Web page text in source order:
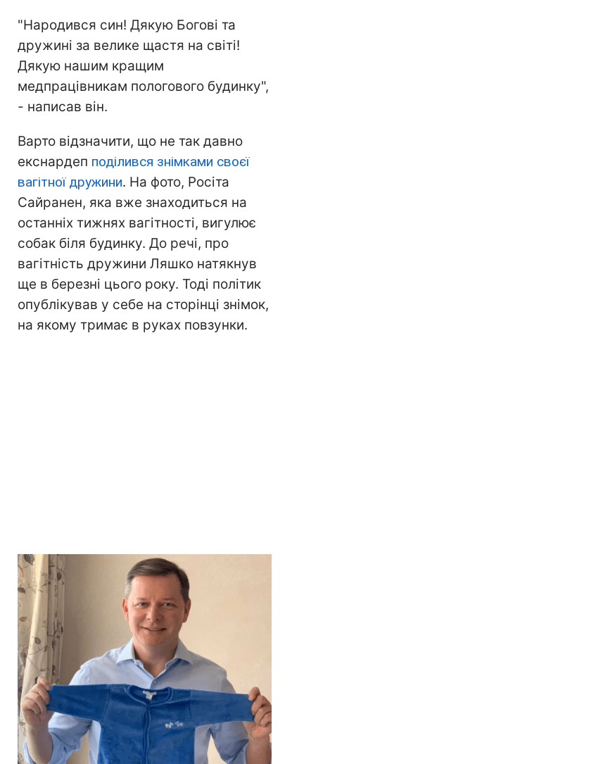
"Народився син! Дякую Богові та
дружині за велике щастя на світі!
Дякую нашим кращим
медпрацівникам пологового будинку",
- написав він.
Варто відзначити, що не так давно
екснардеп поділився знімками своєї
вагітної дружини. На фото, Росіта
Сайранен, яка вже знаходиться на
останніх тижнях вагітності, вигулює
собак біля будинку. До речі, про
вагітність дружини Ляшко натякнув
ще в березні цього року. Тоді політик
опублікував у себе на сторінці знімок,
на якому тримає в руках повзунки.